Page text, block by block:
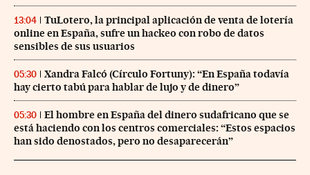
13:04
TuLotero, la principal aplicación de venta de lotería
online en España, sufre un hackeo con robo de datos
sensibles de sus usuarios
05:30
Xandra Falcó (Círculo Fortuny): “En España todavía
hay cierto tabú para hablar de lujo y de dinero”
05:30
El hombre en España del dinero sudafricano que se
está haciendo con los centros comerciales: “Estos espacios
han sido denostados, pero no desaparecerán”